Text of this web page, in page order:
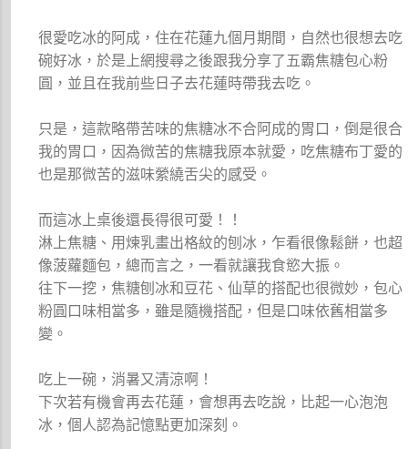
很愛吃冰的阿成，住在花蓮九個月期間，自然也很想去吃
碗好冰，於是上網搜尋之後跟我分享了五霸焦糖包心粉
圓，並且在我前些日子去花蓮時帶我去吃。
只是，這款略帶苦味的焦糖冰不合阿成的胃口，倒是很合
我的胃口，因為微苦的焦糖我原本就愛，吃焦糖布丁愛的
也是那微苦的滋味縈繞舌尖的感受。
而這冰上桌後還長得很可愛！！
淋上焦糖、用煉乳畫出格紋的刨冰，乍看很像鬆餅，也超
像菠蘿麵包，總而言之，一看就讓我食慾大振。
往下一挖，焦糖刨冰和豆花、仙草的搭配也很微妙，包心
粉圓口味相當多，雖是隨機搭配，但是口味依舊相當多
變。
吃上一碗，消暑又清涼啊！
下次若有機會再去花蓮，會想再去吃說，比起一心泡泡
冰，個人認為記憶點更加深刻。